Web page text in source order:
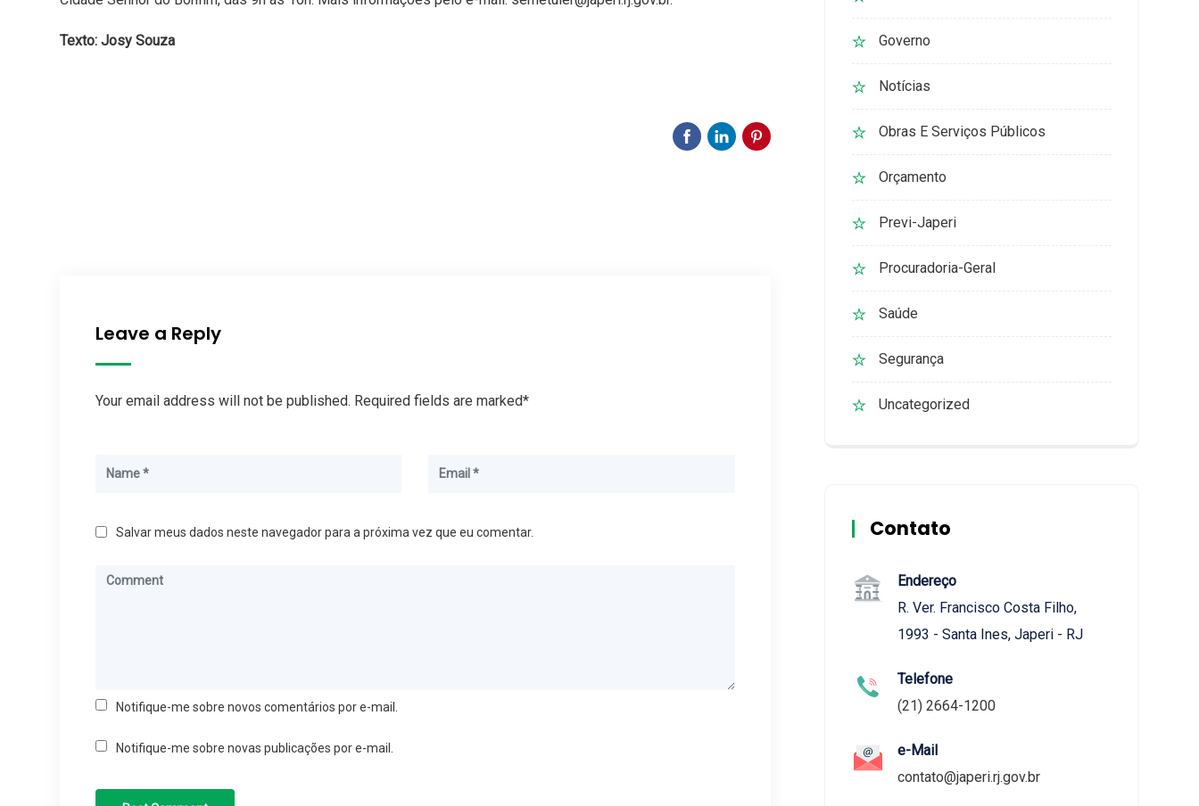
Texto: Josy Souza
Leave a Reply
Your email address will not be published. Required fields are marked*
Salvar meus dados neste navegador para a próxima vez que eu comentar.
Notifique-me sobre novos comentários por e-mail.
Notifique-me sobre novas publicações por e-mail.
Governo
Notícias
Obras E Serviços Públicos
Orçamento
Previ-Japeri
Procuradoria-Geral
Saúde
Segurança
Uncategorized
Contato
Endereço
R. Ver. Francisco Costa Filho,
1993 - Santa Ines, Japeri - RJ
Telefone
(21) 2664-1200
e-Mail
contato@japeri.rj.gov.br